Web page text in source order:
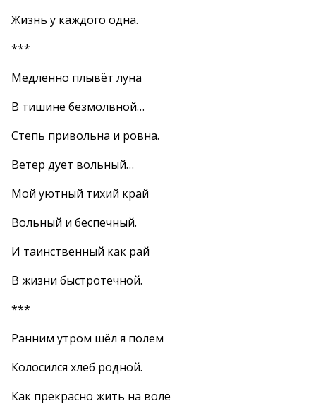
Жизнь у каждого одна.
***
Медленно плывёт луна
В тишине безмолвной…
Степь привольна и ровна.
Ветер дует вольный…
Мой уютный тихий край
Вольный и беспечный.
И таинственный как рай
В жизни быстротечной.
***
Ранним утром шёл я полем
Колосился хлеб родной.
Как прекрасно жить на воле